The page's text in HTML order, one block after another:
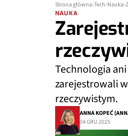
Strona główna Tech Nauka
NAUKA
Technologia
zarejestrowali
rzeczywistym.
ANNA KOPEĆ
04 GRU 2025